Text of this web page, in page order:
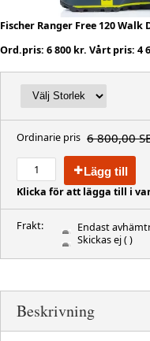
Fischer Ranger Free 120 Walk
Ord.pris: 6 800 kr. Vårt pris: 4
Ordinarie pris 6 800,00
Lägg till
Klicka för att lägga till i
Frakt: Endast
Skickas ej( )
Beskrivning